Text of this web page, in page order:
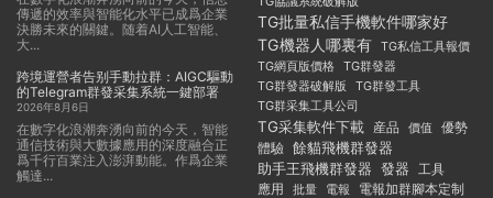
傳遞的效率與智能化水平已成爲企業
決勝未來的關鍵。随着AI人工智能、
大...
跨境運營者告别手動拉群：AIGC驅動
的Telegram群發采集系統一鍵部署
2026年8月6日
在數字化浪潮奔湧向前的今天，智能
通信技術與大數據應用的深度融合正
爲千行百業注入澎湃動能。作爲企業
觸達...
TG批量私信手機軟件哪家好
TG機器人哪裏有
TG私信工具報價
TG網頁版價格
TG群發器
TG群發器破解版
TG群發工具
TG群采集工具公司
TG采集軟件下載 産品 價值 優勢
體驗 餘貓飛機群發器
助手王飛機群發器 發器 工具
應用
批量 電報 電報加群腳本定制